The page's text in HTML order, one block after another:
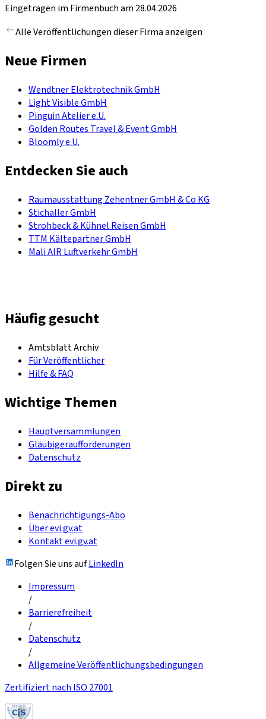
Eingetragen im Firmenbuch am 28.04.2026
Alle Veröffentlichungen dieser Firma anzeigen
Neue Firmen
Wendtner Elektrotechnik GmbH
Light Visible GmbH
Pinguin Atelier e.U.
Golden Routes Travel & Event GmbH
Bloomly e.U.
Entdecken Sie auch
Raumausstattung Zehentner GmbH & Co KG
Stichaller GmbH
Strohbeck & Kühnel Reisen GmbH
TTM Kältepartner GmbH
Mali AIR Luftverkehr GmbH
Häufig gesucht
Amtsblatt Archiv
Für Veröffentlicher
Hilfe & FAQ
Wichtige Themen
Hauptversammlungen
Gläubigeraufforderungen
Datenschutz
Direkt zu
Benachrichtigungs-Abo
Über evi.gv.at
Kontakt evi.gv.at
Folgen Sie uns aufLinkedIn
Impressum
/
Barrierefreiheit
/
Datenschutz
/
Allgemeine Veröffentlichungsbedingungen
Zertifiziert nach ISO 27001